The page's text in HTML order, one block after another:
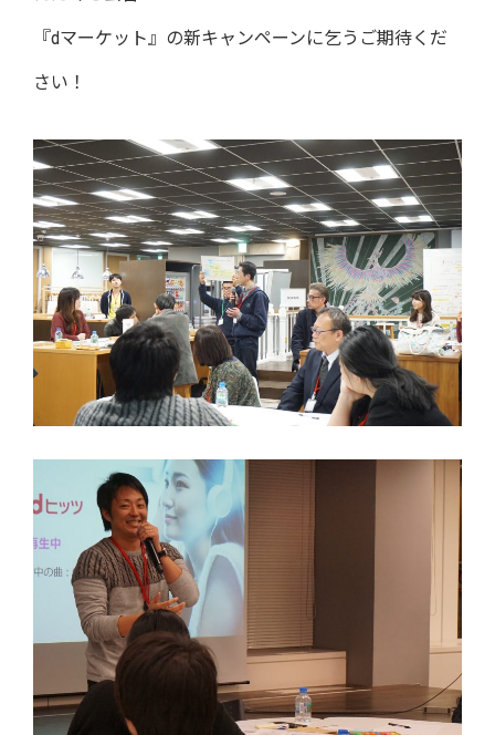
『dマーケット』の新キャンペーンに乞うご期待くだ
さい！